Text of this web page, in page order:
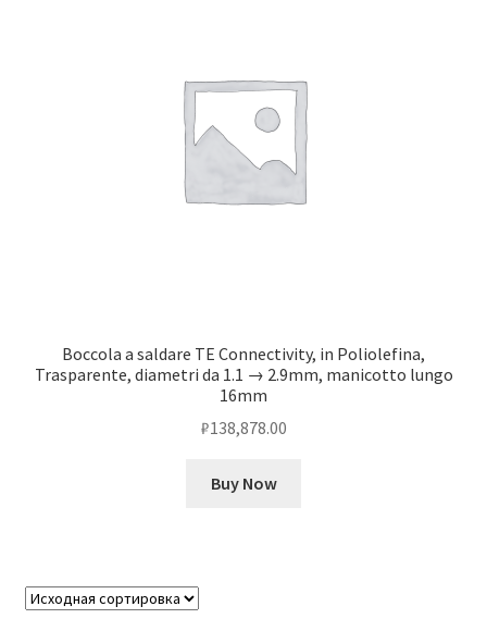
Boccola a saldare TE Connectivity, in Poliolefina,
Trasparente, diametri da 1.1 → 2.9mm, manicotto lungo
16mm
₽138,878.00
Buy Now